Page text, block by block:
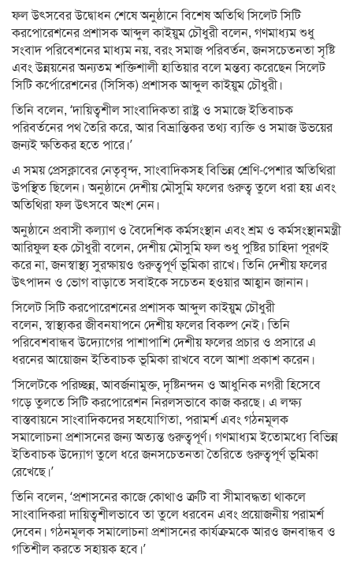
ফল উৎসবের উদ্বোধন শেষে অনুষ্ঠানে বিশেষ অতিথি সিলেট সিটি
করপোরেশনের প্রশাসক আব্দুল কাইয়ুম চৌধুরী বলেন, গণমাধ্যম শুধু
সংবাদ পরিবেশনের মাধ্যম নয়, বরং সমাজ পরিবর্তন, জনসচেতনতা সৃষ্টি
এবং উন্নয়নের অন্যতম শক্তিশালী হাতিয়ার বলে মন্তব্য করেছেন সিলেট
সিটি কর্পোরেশনের (সিসিক) প্রশাসক আব্দুল কাইয়ুম চৌধুরী।
তিনি বলেন, ‘দায়িত্বশীল সাংবাদিকতা রাষ্ট্র ও সমাজে ইতিবাচক
পরিবর্তনের পথ তৈরি করে, আর বিভ্রান্তিকর তথ্য ব্যক্তি ও সমাজ উভয়ের
জন্যই ক্ষতিকর হতে পারে।’
এ সময় প্রেসক্লাবের নেতৃবৃন্দ, সাংবাদিকসহ বিভিন্ন শ্রেণি-পেশার অতিথিরা
উপস্থিত ছিলেন। অনুষ্ঠানে দেশীয় মৌসুমি ফলের গুরুত্ব তুলে ধরা হয় এবং
অতিথিরা ফল উৎসবে অংশ নেন।
অনুষ্ঠানে প্রবাসী কল্যাণ ও বৈদেশিক কর্মসংস্থান এবং শ্রম ও কর্মসংস্থানমন্ত্রী
আরিফুল হক চৌধুরী বলেন, দেশীয় মৌসুমি ফল শুধু পুষ্টির চাহিদা পূরণই
করে না, জনস্বাস্থ্য সুরক্ষায়ও গুরুত্বপূর্ণ ভূমিকা রাখে। তিনি দেশীয় ফলের
উৎপাদন ও ভোগ বাড়াতে সবাইকে সচেতন হওয়ার আহ্বান জানান।
সিলেট সিটি করপোরেশনের প্রশাসক আব্দুল কাইয়ুম চৌধুরী
বলেন, স্বাস্থ্যকর জীবনযাপনে দেশীয় ফলের বিকল্প নেই। তিনি
পরিবেশবান্ধব উদ্যোগের পাশাপাশি দেশীয় ফলের প্রচার ও প্রসারে এ
ধরনের আয়োজন ইতিবাচক ভূমিকা রাখবে বলে আশা প্রকাশ করেন।
‘সিলেটকে পরিচ্ছন্ন, আবর্জনামুক্ত, দৃষ্টিনন্দন ও আধুনিক নগরী হিসেবে
গড়ে তুলতে সিটি করপোরেশন নিরলসভাবে কাজ করছে। এ লক্ষ্য
বাস্তবায়নে সাংবাদিকদের সহযোগিতা, পরামর্শ এবং গঠনমূলক
সমালোচনা প্রশাসনের জন্য অত্যন্ত গুরুত্বপূর্ণ। গণমাধ্যম ইতোমধ্যে বিভিন্ন
ইতিবাচক উদ্যোগ তুলে ধরে জনসচেতনতা তৈরিতে গুরুত্বপূর্ণ ভূমিকা
রেখেছে।’
তিনি বলেন, ‘প্রশাসনের কাজে কোথাও ত্রুটি বা সীমাবদ্ধতা থাকলে
সাংবাদিকরা দায়িত্বশীলভাবে তা তুলে ধরবেন এবং প্রয়োজনীয় পরামর্শ
দেবেন। গঠনমূলক সমালোচনা প্রশাসনের কার্যক্রমকে আরও জনবান্ধব ও
গতিশীল করতে সহায়ক হবে।’